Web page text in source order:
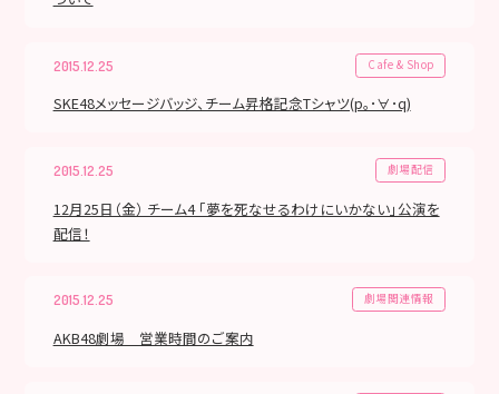
2015.12.25 Cafe & Shop
SKE48メッセージバッジ、チーム昇格記念Tシャツ(p｡･∀･q)
2015.12.25 劇場配信
12月25日（金） チーム4 「夢を死なせるわけにいかない」公演を
配信！
2015.12.25 劇場関連情報
AKB48劇場 営業時間のご案内